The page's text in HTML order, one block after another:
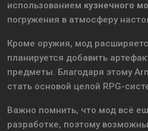
использованием кузнечного
погружения в атмосферу
Кроме оружия, мод
планируется добавить
предметы. Благодаря этому
стать основой целой RPG-
Важно помнить, что мод всё
разработке, поэтому